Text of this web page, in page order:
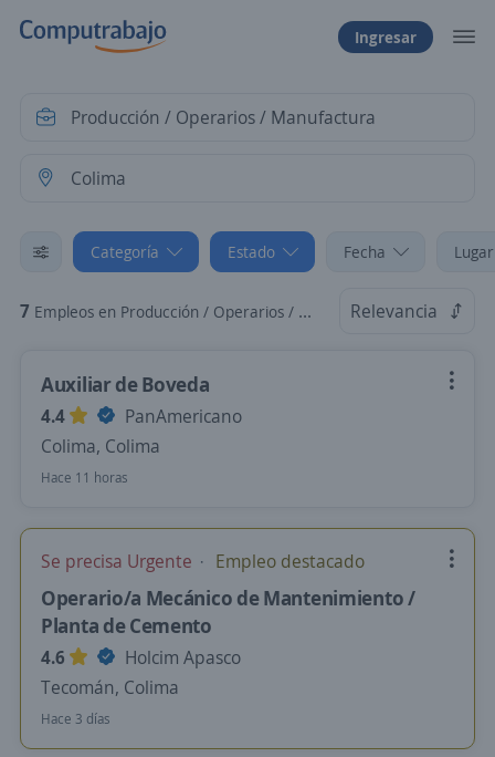
Ingresar
Categoría Estado Fecha
7 Empleos en Producción / Operarios / Manufactura en Colima Relevancia
Auxiliar de Boveda
4.4
PanAmericano
Colima, Colima
Hace 11 horas
Se precisa Urgente Empleo destacado
Operario/a Mecánico de Mantenimiento /
Planta de Cemento
4.6
Holcim Apasco
Tecomán, Colima
Hace 3 días